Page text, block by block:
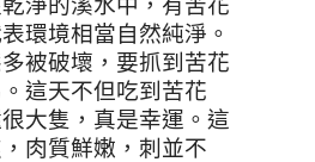
淨的溪水中，有苦花
環境相當自然純淨。
被破壞，要抓到苦花
這天不但吃到苦花
大隻，真是幸運。這
肉質鮮嫩，刺並不